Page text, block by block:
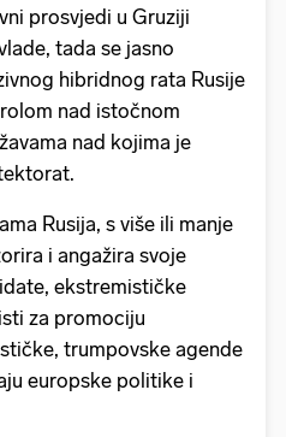
prosvjedi u Gruziji
tada se jasno
hibridnog rata Rusije
nad istočnom
nad kojima je
Rusija, s više ili manje
i angažira svoje
ekstremističke
za promociju
trumpovske agende
europske politike i